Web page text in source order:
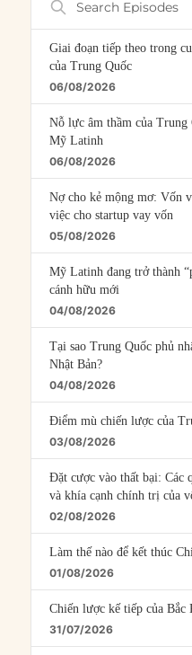
Episodes
Giai đoạn tiếp theo trong
của Trung Quốc
06/08/2026
Nỗ lực âm thầm của
Mỹ Latinh
06/08/2026
Nợ cho kẻ mộng mơ: Vốn
việc cho startup vay vốn
05/08/2026
Mỹ Latinh đang trở thành
cánh hữu mới
04/08/2026
Tại sao Trung Quốc phủ
Nhật Bản?
04/08/2026
Điểm mù chiến lược của
03/08/2026
Đặt cược vào thất bại: Các
và khía cạnh chính trị của
02/08/2026
Làm thế nào để kết thúc
01/08/2026
Chiến lược kế tiếp của
31/07/2026